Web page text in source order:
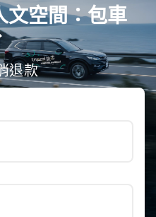
空間：包車
退款